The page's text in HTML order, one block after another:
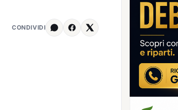
CONDIVIDI